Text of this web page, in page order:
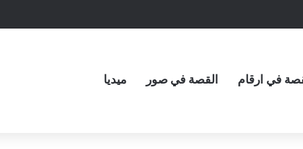
في ارقام القصة في صور ميديا